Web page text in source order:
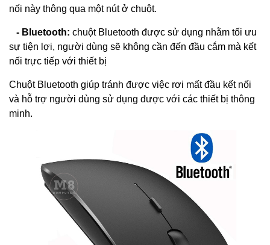
nối này thông qua một nút ở chuột.
- Bluetooth: chuột Bluetooth được sử dụng nhằm tối ưu
sự tiện lợi, người dùng sẽ không cần đến đầu cắm mà kết
nối trực tiếp với thiết bị
Chuột Bluetooth giúp tránh được việc rơi mất đầu kết nối
và hỗ trợ người dùng sử dụng được với các thiết bị thông
minh.